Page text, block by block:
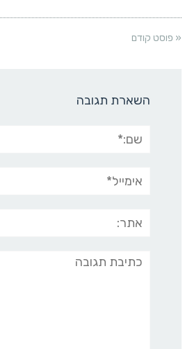
« פוסט קודם
השארת תגובה
אימייל*
תגובה